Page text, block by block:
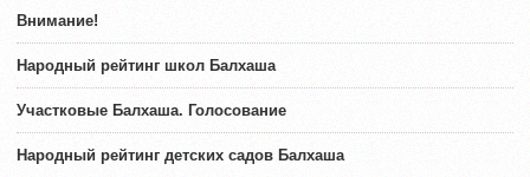
Внимание!
Народный рейтинг школ Балхаша
Участковые Балхаша. Голосование
Народный рейтинг детских садов Балхаша